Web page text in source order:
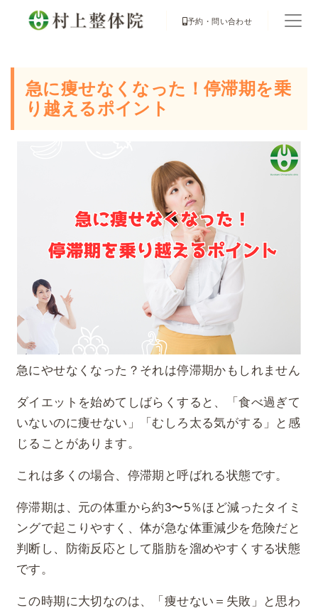
予約・問い合わせ
急に痩せなくなった！停滞期を乗
り越えるポイント
急にやせなくなった？それは停滞期かもしれません
ダイエットを始めてしばらくすると、「食べ過ぎて
いないのに痩せない」「むしろ太る気がする」と感
じることがあります。
これは多くの場合、停滞期と呼ばれる状態です。
停滞期は、元の体重から約3〜5％ほど減ったタイミ
ングで起こりやすく、体が急な体重減少を危険だと
判断し、防衛反応として脂肪を溜めやすくする状態
です。
この時期に大切なのは、「痩せない＝失敗」と思わ